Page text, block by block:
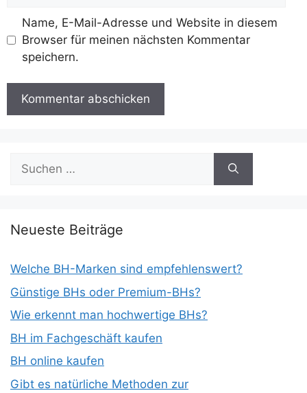
Name, E-Mail-Adresse und Website in diesem
Browser für meinen nächsten Kommentar
speichern.
Suchen
nach:
Neueste Beiträge
Welche BH-Marken sind empfehlenswert?
Günstige BHs oder Premium-BHs?
Wie erkennt man hochwertige BHs?
BH im Fachgeschäft kaufen
BH online kaufen
Gibt es natürliche Methoden zur